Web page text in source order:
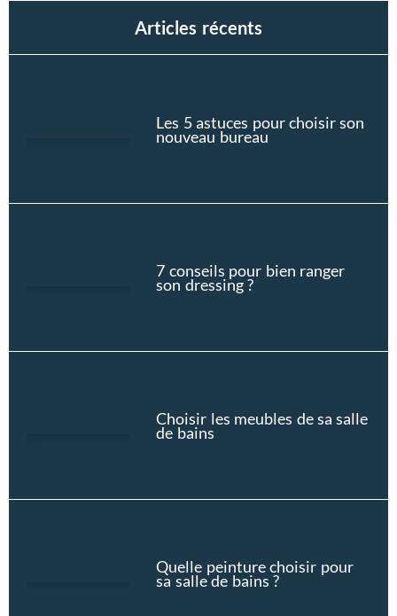
Articles récents
Les 5 astuces pour choisir son
nouveau bureau
7 conseils pour bien ranger
son dressing ?
Choisir les meubles de sa salle
de bains
Quelle peinture choisir pour
sa salle de bains ?